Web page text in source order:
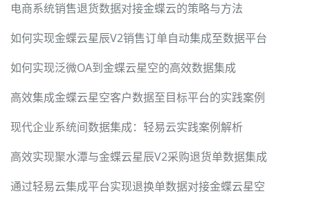
电商系统销售退货数据对接金蝶云的策略与方法
如何实现金蝶云星辰V2销售订单自动集成至数据平台
如何实现泛微OA到金蝶云星空的高效数据集成
高效集成金蝶云星空客户数据至目标平台的实践案例
现代企业系统间数据集成：轻易云实践案例解析
高效实现聚水潭与金蝶云星辰V2采购退货单数据集成
通过轻易云集成平台实现退换单数据对接金蝶云星空